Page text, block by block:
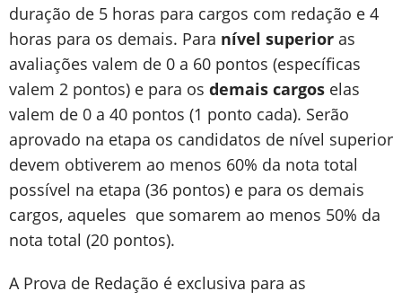
duração de 5 horas para cargos com redação e 4
horas para os demais. Para nível superior as
avaliações valem de 0 a 60 pontos (específicas
valem 2 pontos) e para os demais cargos elas
valem de 0 a 40 pontos (1 ponto cada). Serão
aprovado na etapa os candidatos de nível superior
devem obtiverem ao menos 60% da nota total
possível na etapa (36 pontos) e para os demais
cargos, aqueles que somarem ao menos 50% da
nota total (20 pontos).
A Prova de Redação é exclusiva para as